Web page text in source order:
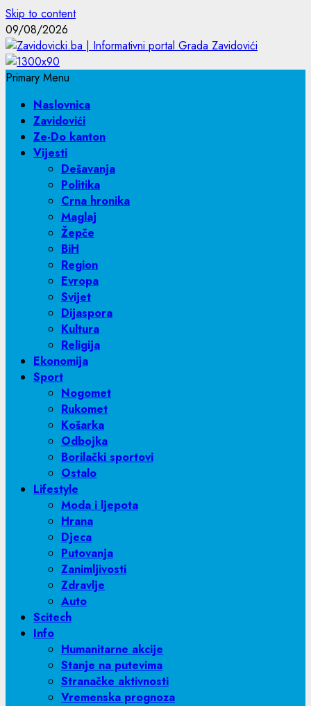
Skip to content
09/08/2026
Primary Menu
Naslovnica
Zavidovići
Ze-Do kanton
Vijesti
Dešavanja
Politika
Crna hronika
Maglaj
Žepče
BiH
Region
Evropa
Svijet
Dijaspora
Kultura
Religija
Ekonomija
Sport
Nogomet
Rukomet
Košarka
Odbojka
Borilački sportovi
Ostalo
Lifestyle
Moda i ljepota
Hrana
Djeca
Putovanja
Zanimljivosti
Zdravlje
Auto
Scitech
Info
Humanitarne akcije
Stanje na putevima
Stranačke aktivnosti
Vremenska prognoza